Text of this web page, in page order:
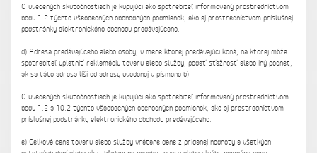
O uvedených skutočnostiach je kupujúci ako spotrebiteľ informovaný prostredníctvom
bodu 1.2 týchto všeobecných obchodných podmienok, ako aj prostredníctvom príslušnej
podstránky elektronického obchodu predávajúceho.
d) Adresa predávajúceho alebo osoby, v mene ktorej predávajúci koná, na ktorej môže
spotrebiteľ uplatniť reklamáciu tovaru alebo služby, podať sťažnosť alebo iný podnet,
ak sa táto adresa líši od adresy uvedenej v písmene b).
O uvedených skutočnostiach je kupujúci ako spotrebiteľ informovaný prostredníctvom
bodu 1.2 a 10.2 týchto všeobecných obchodných podmienok, ako aj prostredníctvom
príslušnej podstránky elektronického obchodu predávajúceho.
e) Celková cena tovaru alebo služby vrátane dane z pridanej hodnoty a všetkých